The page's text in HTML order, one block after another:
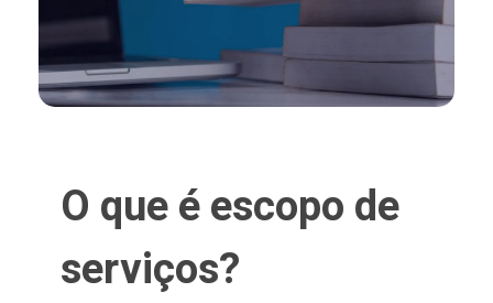
O que é escopo de
serviços?